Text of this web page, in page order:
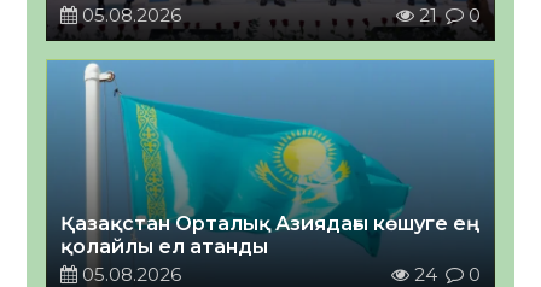
05.08.2026
21 0
Қазақстан Орталық Азиядағы көшуге ең
қолайлы ел атанды
05.08.2026
24 0